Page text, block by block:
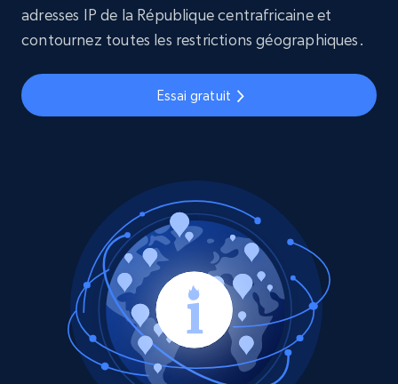
adresses IP de la République centrafricaine et
contournez toutes les restrictions géographiques.
Essai gratuit